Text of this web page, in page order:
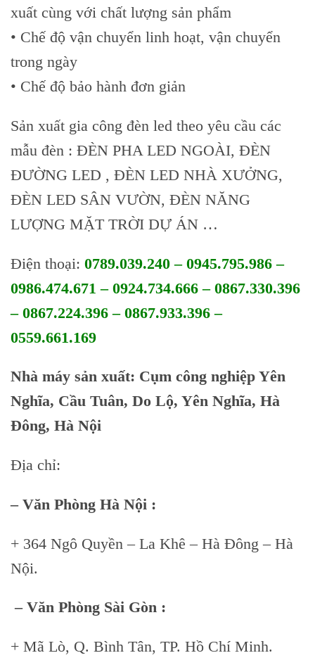
xuất cùng với chất lượng sản phẩm
• Chế độ vận chuyển linh hoạt, vận chuyển
trong ngày
• Chế độ bảo hành đơn giản
Sản xuất gia công đèn led theo yêu cầu các
mẫu đèn : ĐÈN PHA LED NGOÀI, ĐÈN
ĐƯỜNG LED , ĐÈN LED NHÀ XƯỞNG,
ĐÈN LED SÂN VƯỜN, ĐÈN NĂNG
LƯỢNG MẶT TRỜI DỰ ÁN …
Điện thoại: 0789.039.240 – 0945.795.986 –
0986.474.671 – 0924.734.666 – 0867.330.396
– 0867.224.396 – 0867.933.396 –
0559.661.169
Nhà máy sản xuất: Cụm công nghiệp Yên
Nghĩa, Cầu Tuân, Do Lộ, Yên Nghĩa, Hà
Đông, Hà Nội
Địa chỉ:
– Văn Phòng Hà Nội :
+ 364 Ngô Quyền – La Khê – Hà Đông – Hà
Nội.
– Văn Phòng Sài Gòn :
+ Mã Lò, Q. Bình Tân, TP. Hồ Chí Minh.